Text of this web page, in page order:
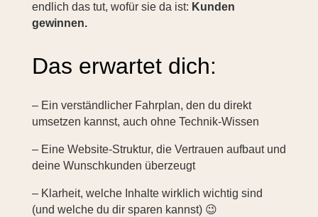
endlich das tut, wofür sie da ist: Kunden
gewinnen.
Das erwartet dich:
– Ein verständlicher Fahrplan, den du direkt
umsetzen kannst, auch ohne Technik-Wissen
– Eine Website-Struktur, die Vertrauen aufbaut und
deine Wunschkunden überzeugt
– Klarheit, welche Inhalte wirklich wichtig sind
(und welche du dir sparen kannst) 😉